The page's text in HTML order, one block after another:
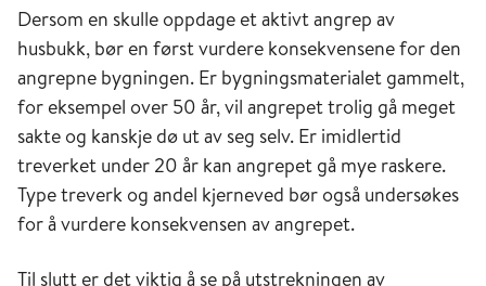
Dersom en skulle oppdage et aktivt angrep av
husbukk, bør en først vurdere konsekvensene for den
angrepne bygningen. Er bygningsmaterialet gammelt,
for eksempel over 50 år, vil angrepet trolig gå meget
sakte og kanskje dø ut av seg selv. Er imidlertid
treverket under 20 år kan angrepet gå mye raskere.
Type treverk og andel kjerneved bør også undersøkes
for å vurdere konsekvensen av angrepet.
Til slutt er det viktig å se på utstrekningen av